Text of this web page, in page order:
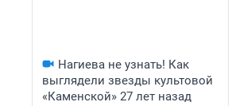
Нагиева не узнать! Как
выглядели звезды культовой
«Каменской» 27 лет назад